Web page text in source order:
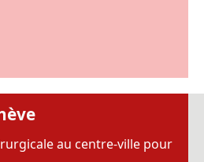
au centre-ville pour